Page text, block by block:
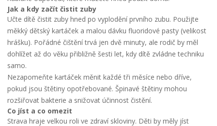
Jak a kdy začít čistit zuby
Učte dítě čistit zuby hned po vyplodění prvního zubu. Použijte
měkký dětský kartáček a malou dávku fluoridové pasty (velikost
hrášku). Pořádné čištění trvá jen dvě minuty, ale rodič by měl
dohlížet až do věku přibližně šesti let, kdy dítě zvládne techniku
samo.
Nezapomeňte kartáček měnit každé tři měsíce nebo dříve,
pokud jsou štětiny opotřebované. Špinavé štětiny mohou
rozšiřovat bakterie a snižovat účinnost čistění.
Co jíst a co omezit
Strava hraje velkou roli ve zdraví skloviny. Děti by měly jíst